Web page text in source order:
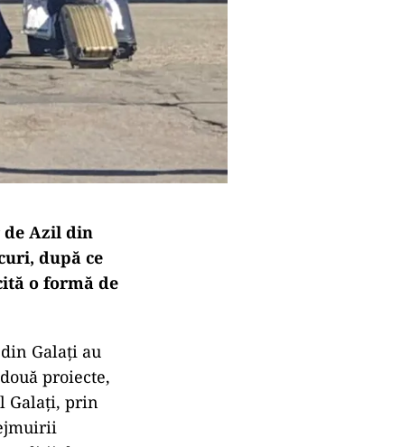
de Azil din
după ce
o formă de
Galaţi au
proiecte,
Galaţi, prin